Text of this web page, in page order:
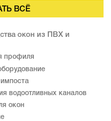
ВСЁ
окон из ПВХ и
профиля
водоотливных каналов
окон